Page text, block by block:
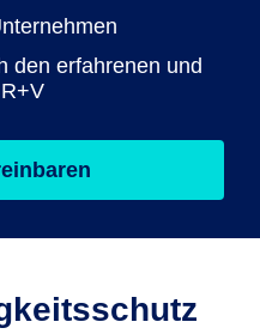
den erfahrenen und